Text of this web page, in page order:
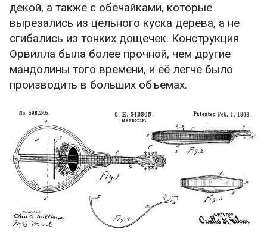
декой, а также с обечайками, которые
вырезались из цельного куска дерева, а не
сгибались из тонких дощечек. Конструкция
Орвилла была более прочной, чем другие
мандолины того времени, и её легче было
производить в больших объемах.